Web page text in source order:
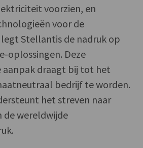
voorzien, en
voor de
Stellantis de nadruk op
oplossingen. Deze
draagt bij tot het
bedrijf te worden.
het streven naar
de wereldwijde